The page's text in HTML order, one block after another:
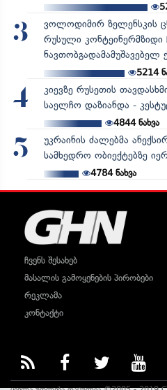
3
ვოლოდიმირ ზელენსკის
რუსული კონტეინერმზიდი
ნავთობგადამამუშავებელ
5214
4
კიევზე რუსეთის
საელჩო დაზიანდა -
4844ნახვა
5
უკრაინის ძალებმა
სამხედრო ობიექტებზე
4784ნახვა
ჩვენს შესახებ
მასალის გამოყენების პირობები
რეკლამა
კონტაქტი